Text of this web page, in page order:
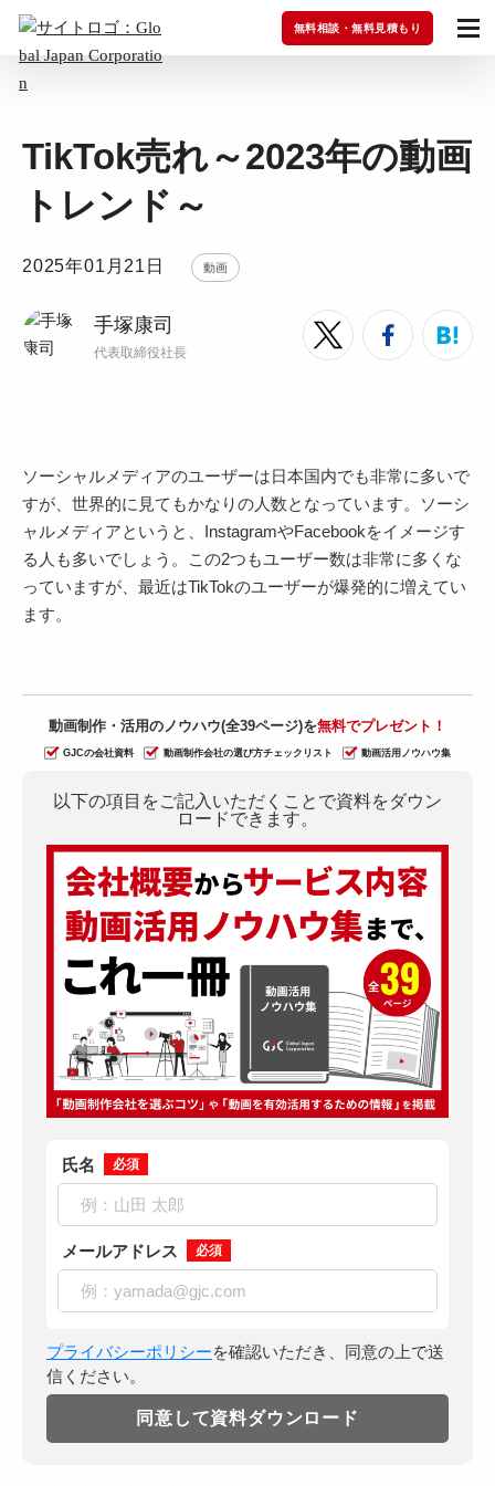
無料相談・無料見積もり
TikTok売れ～2023年の動画
トレンド～
2025年01月21日 動画
手塚康司
代表取締役社長
ソーシャルメディアのユーザーは日本国内でも非常に多いで
すが、世界的に見てもかなりの人数となっています。ソーシ
ャルメディアというと、InstagramやFacebookをイメージす
る人も多いでしょう。この2つもユーザー数は非常に多くな
っていますが、最近はTikTokのユーザーが爆発的に増えてい
ます。
動画制作・活用のノウハウ(全39ページ)を無料でプレゼント！
GJCの会社資料 動画制作会社の選び方チェックリスト 動画活用ノウハウ集
以下の項目をご記入いただくことで資料をダウン
ロードできます。
氏名 必須
メールアドレス 必須
プライバシーポリシーを確認いただき、同意の上で送
信ください。